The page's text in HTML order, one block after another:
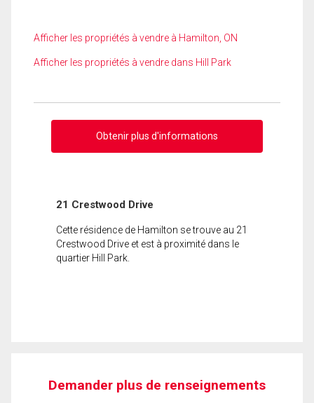
Afficher les propriétés à vendre à Hamilton, ON
Afficher les propriétés à vendre dans Hill Park
Obtenir plus d'informations
21 Crestwood Drive
Cette résidence de Hamilton se trouve au 21
Crestwood Drive et est à proximité dans le
quartier Hill Park.
Demander plus de renseignements